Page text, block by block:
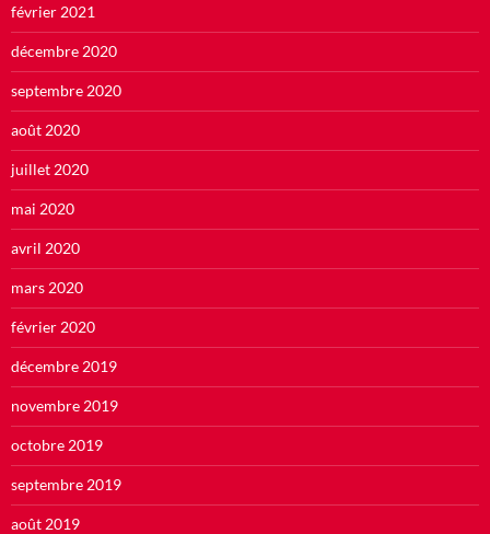
février 2021
décembre 2020
septembre 2020
août 2020
juillet 2020
mai 2020
avril 2020
mars 2020
février 2020
décembre 2019
novembre 2019
octobre 2019
septembre 2019
août 2019